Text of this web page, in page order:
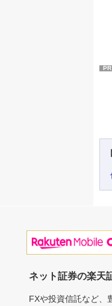
PR
ネット証券の楽天
FXや投資信託など、